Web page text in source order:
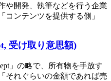
や開発、執筆などを行う企業
コンテンツを提供する側」
受け取り意思額)
」の略で、所有物を手放す
それぐらいの金額であれば売